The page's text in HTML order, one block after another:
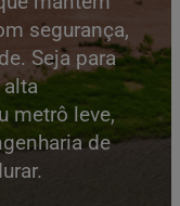
segurança,
Seja para
metrô leve,
de